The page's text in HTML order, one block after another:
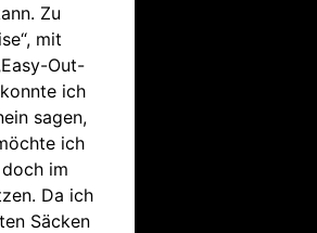
Zu
mit
Out-
ich
sagen,
ich
im
Da ich
Säcken